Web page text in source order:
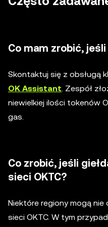
Co mam zrobić,
Skontaktuj się z obsługą
OK Assistant . Zespół
niewielkiej ilości tokenów
gas.
Co zrobić, jeśli
sieci OKTC?
Niektóre regiony mogą
sieci OKTC. W tym